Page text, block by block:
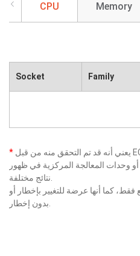
CPU Memory
Socket Family
*
أو وحدات المعالجة المركزية في ظهور
كما أنها عرضة للتغيير بإخطار أو